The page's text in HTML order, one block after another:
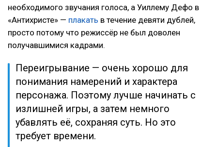
необходимого звучания голоса, а Уиллему Дефо в
«Антихристе» — плакать в течение девяти дублей,
просто потому что режиссёр не был доволен
получавшимися кадрами.
Переигрывание — очень хорошо для
понимания намерений и характера
персонажа. Поэтому лучше начинать с
излишней игры, а затем немного
убавлять её, сохраняя суть. Но это
требует времени.